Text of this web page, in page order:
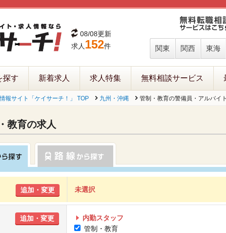
08/08更新
求人 152件 関東 関西 東海
探す 新着求人 求人特集 無料相談サービス
報サイト「ケイサーチ！」 TOP 九州・沖縄 管制・教育の警備員・アルバイ
教育の求人
追加・変更 未選択
追加・変更
内勤スタッフ
管制・教育